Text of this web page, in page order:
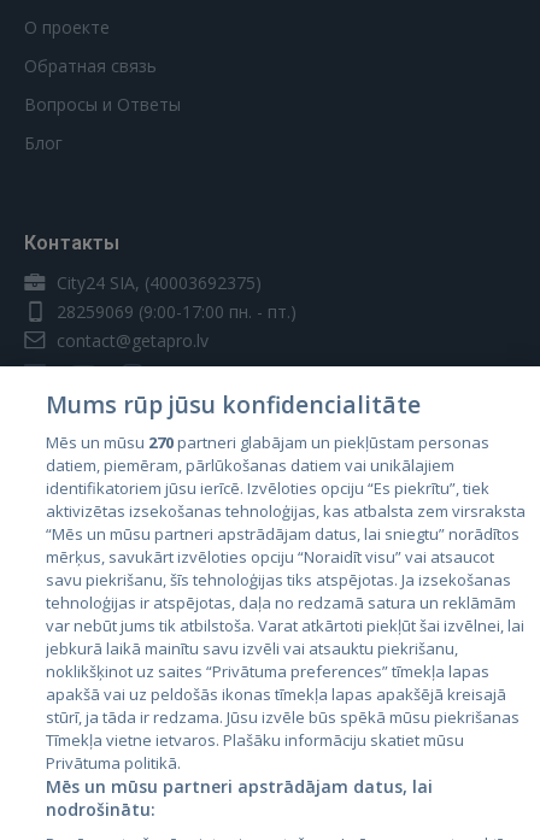
О проекте
Обратная связь
Вопросы и Ответы
Блог
Контакты
City24 SIA, (40003692375)
28259069 (9:00-17:00 пн. - пт.)
contact@getapro.lv
Страны
Эстония
Латвия
Литва
City24.lv
Mums rūp jūsu konfidencialitāte
Mēs un mūsu 270partneri glabājam un piekļūstam personas
datiem, piemēram, pārlūkošanas datiem vai unikālajiem
identifikatoriem jūsu ierīcē. Izvēloties opciju “Es piekrītu”, tiek
aktivizētas izsekošanas tehnoloģijas, kas atbalsta zem virsraksta
“Mēs un mūsu partneri apstrādājam datus, lai sniegtu” norādītos
mērķus, savukārt izvēloties opciju “Noraidīt visu” vai atsaucot
savu piekrišanu, šīs tehnoloģijas tiks atspējotas. Ja izsekošanas
tehnoloģijas ir atspējotas, daļa no redzamā satura un reklāmām
var nebūt jums tik atbilstoša. Varat atkārtoti piekļūt šai izvēlnei, lai
jebkurā laikā mainītu savu izvēli vai atsauktu piekrišanu,
noklikšķinot uz saites “Privātuma preferences” tīmekļa lapas
apakšā vai uz peldošās ikonas tīmekļa lapas apakšējā kreisajā
stūrī, ja tāda ir redzama. Jūsu izvēle būs spēkā mūsu piekrišanas
Tīmekļa vietne ietvaros. Plašāku informāciju skatiet mūsu
Privātuma politikā.
Mēs un mūsu partneri apstrādājam datus, lai
nodrošinātu: